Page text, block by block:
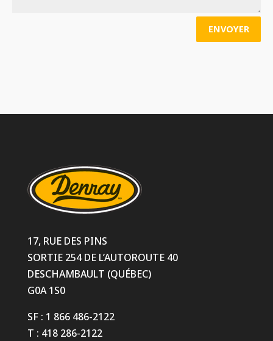
ENVOYER
17, RUE DES PINS
SORTIE 254 DE L’AUTOROUTE 40
DESCHAMBAULT (QUÉBEC)
G0A 1S0
SF : 1 866 486-2122
T : 418 286-2122